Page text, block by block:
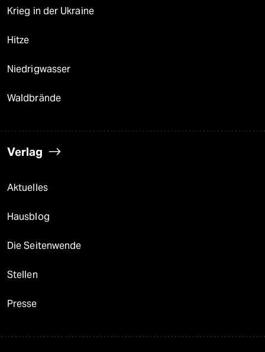
Krieg in der Ukraine
Hitze
Niedrigwasser
Waldbrände
Verlag
Aktuelles
Hausblog
Die Seitenwende
Stellen
Presse